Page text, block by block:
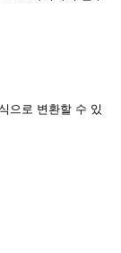
으로 변환할 수 있